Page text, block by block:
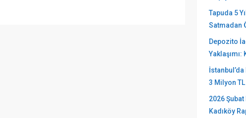
Tapuda 5
Satmadan
Depozito
3 Milyon
2026 Şubat
Kadıköy